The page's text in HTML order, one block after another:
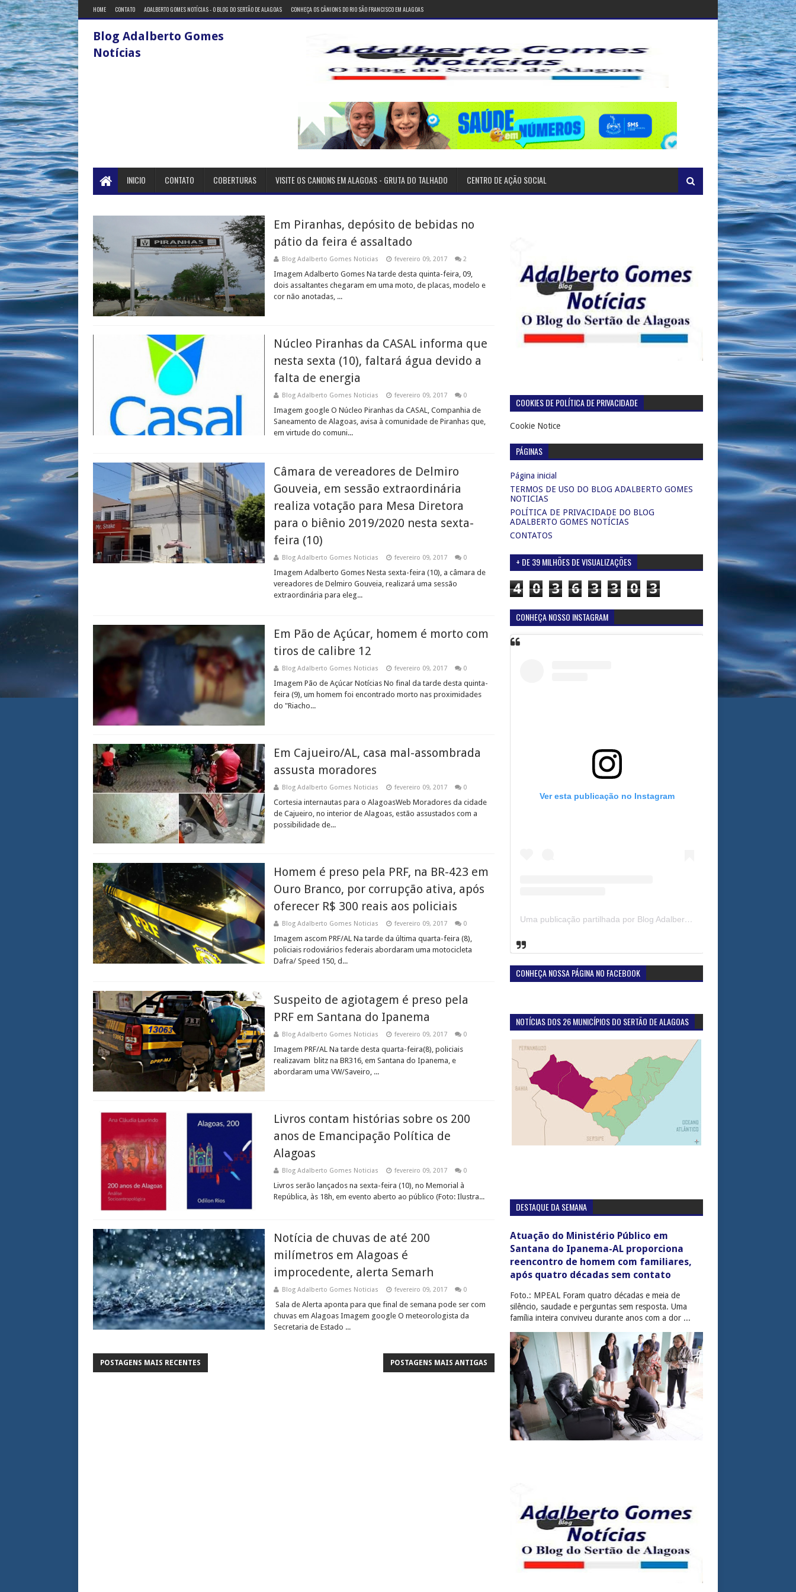
HOME CONTATO ADALBERTO GOMES NOTÍCIAS - O BLOG DO SERTÃO DE ALAGOAS CONHEÇA OS CÂNIONS DO RIO SÃO FRANCISCO EM ALAGOAS
Blog Adalberto Gomes
Notícias
INICIO CONTATO COBERTURAS VISITE OS CANIONS EM ALAGOAS - GRUTA DO TALHADO CENTRO DE AÇÃO SOCIAL
Em Piranhas, depósito de bebidas no
pátio da feira é assaltado
Blog Adalberto Gomes Noticias fevereiro 09, 2017 2
Imagem Adalberto Gomes Na tarde desta quinta-feira, 09,
dois assaltantes chegaram em uma moto, de placas, modelo e
cor não anotadas, ...
Núcleo Piranhas da CASAL informa que
nesta sexta (10), faltará água devido a
falta de energia
Blog Adalberto Gomes Noticias fevereiro 09, 2017 0
Imagem google O Núcleo Piranhas da CASAL, Companhia de
Saneamento de Alagoas, avisa à comunidade de Piranhas que,
em virtude do comuni...
Câmara de vereadores de Delmiro
Gouveia, em sessão extraordinária
realiza votação para Mesa Diretora
para o biênio 2019/2020 nesta sexta-
feira (10)
Blog Adalberto Gomes Noticias fevereiro 09, 2017 0
Imagem Adalberto Gomes Nesta sexta-feira (10), a câmara de
vereadores de Delmiro Gouveia, realizará uma sessão
extraordinária para eleg...
Em Pão de Açúcar, homem é morto com
tiros de calibre 12
Blog Adalberto Gomes Noticias fevereiro 09, 2017 0
Imagem Pão de Açúcar Notícias No final da tarde desta quinta-
feira (9), um homem foi encontrado morto nas proximidades
do "Riacho...
Em Cajueiro/AL, casa mal-assombrada
assusta moradores
Blog Adalberto Gomes Noticias fevereiro 09, 2017 0
Cortesia internautas para o AlagoasWeb Moradores da cidade
de Cajueiro, no interior de Alagoas, estão assustados com a
possibilidade de...
Homem é preso pela PRF, na BR-423 em
Ouro Branco, por corrupção ativa, após
oferecer R$ 300 reais aos policiais
Blog Adalberto Gomes Noticias fevereiro 09, 2017 0
Imagem ascom PRF/AL Na tarde da última quarta-feira (8),
policiais rodoviários federais abordaram uma motocicleta
Dafra/ Speed 150, d...
Suspeito de agiotagem é preso pela
PRF em Santana do Ipanema
Blog Adalberto Gomes Noticias fevereiro 09, 2017 0
Imagem PRF/AL Na tarde desta quarta-feira(8), policiais
realizavam blitz na BR316, em Santana do Ipanema, e
abordaram uma VW/Saveiro, ...
Livros contam histórias sobre os 200
anos de Emancipação Política de
Alagoas
Blog Adalberto Gomes Noticias fevereiro 09, 2017 0
Livros serão lançados na sexta-feira (10), no Memorial à
República, às 18h, em evento aberto ao público (Foto: Ilustra...
Notícia de chuvas de até 200
milímetros em Alagoas é
improcedente, alerta Semarh
Blog Adalberto Gomes Noticias fevereiro 09, 2017 0
Sala de Alerta aponta para que final de semana pode ser com
chuvas em Alagoas Imagem google O meteorologista da
Secretaria de Estado ...
POSTAGENS MAIS RECENTES POSTAGENS MAIS ANTIGAS
COOKIES DE POLÍTICA DE PRIVACIDADE
Cookie Notice
PÁGINAS
Página inicial
TERMOS DE USO DO BLOG ADALBERTO GOMES
NOTICIAS
POLÍTICA DE PRIVACIDADE DO BLOG
ADALBERTO GOMES NOTÍCIAS
CONTATOS
+ DE 39 MILHÕES DE VISUALIZAÇÕES
4 0 3 6 3 3 0 3
CONHEÇA NOSSO INSTAGRAM
Ver esta publicação no Instagram
Uma publicação partilhada por Blog Adalberto Gomes Noticias (@blogadalbertogomesnoticiass)
CONHEÇA NOSSA PÁGINA NO FACEBOOK
NOTÍCIAS DOS 26 MUNICÍPIOS DO SERTÃO DE ALAGOAS
DESTAQUE DA SEMANA
Atuação do Ministério Público em
Santana do Ipanema-AL proporciona
reencontro de homem com familiares,
após quatro décadas sem contato
Foto.: MPEAL Foram quatro décadas e meia de
silêncio, saudade e perguntas sem resposta. Uma
família inteira conviveu durante anos com a dor ...